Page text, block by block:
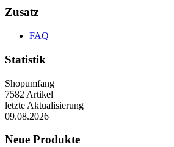
Zusatz
FAQ
Statistik
Shopumfang
7582 Artikel
letzte Aktualisierung
09.08.2026
Neue Produkte